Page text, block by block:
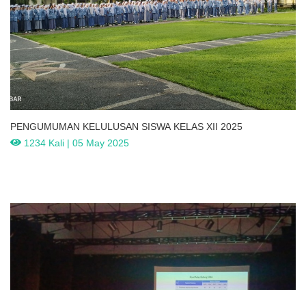
PENGUMUMAN KELULUSAN SISWA KELAS XII 2025
1234 Kali | 05 May 2025